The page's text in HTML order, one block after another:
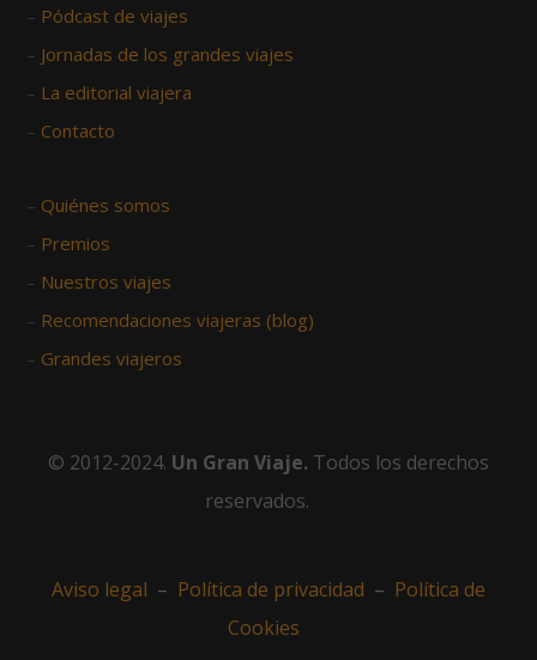
– Pódcast de viajes
– Jornadas de los grandes viajes
– La editorial viajera
– Contacto
– Quiénes somos
– Premios
– Nuestros viajes
– Recomendaciones viajeras (blog)
– Grandes viajeros
© 2012-2024. Un Gran Viaje. Todos los derechos
reservados.
Aviso legal – Política de privacidad – Política de
Cookies